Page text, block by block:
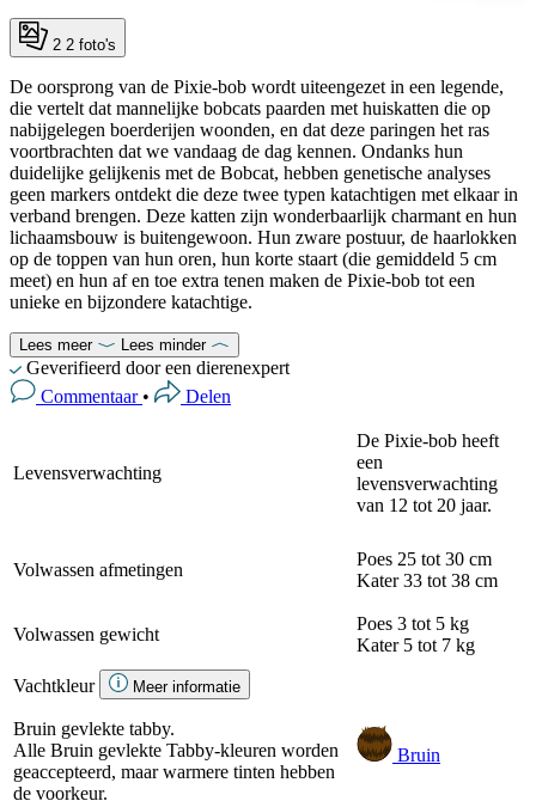
2 2 foto's
De oorsprong van de Pixie-bob wordt uiteengezet in een legende,
die vertelt dat mannelijke bobcats paarden met huiskatten die op
nabijgelegen boerderijen woonden, en dat deze paringen het ras
voortbrachten dat we vandaag de dag kennen. Ondanks hun
duidelijke gelijkenis met de Bobcat, hebben genetische analyses
geen markers ontdekt die deze twee typen katachtigen met elkaar in
verband brengen. Deze katten zijn wonderbaarlijk charmant en hun
lichaamsbouw is buitengewoon. Hun zware postuur, de haarlokken
op de toppen van hun oren, hun korte staart (die gemiddeld 5 cm
meet) en hun af en toe extra tenen maken de Pixie-bob tot een
unieke en bijzondere katachtige.
Lees meer Lees minder
Geverifieerd door een dierenexpert
Commentaar • Delen
Levensverwachting
De Pixie-bob heeft
een
levensverwachting
van 12 tot 20 jaar.
Volwassen afmetingen
Poes 25 tot 30 cm
Kater 33 tot 38 cm
Volwassen gewicht
Poes 3 tot 5 kg
Kater 5 tot 7 kg
Vachtkleur
Meer informatie
Bruin gevlekte tabby.
Alle Bruin gevlekte Tabby-kleuren worden
geaccepteerd, maar warmere tinten hebben
de voorkeur.
Bruin